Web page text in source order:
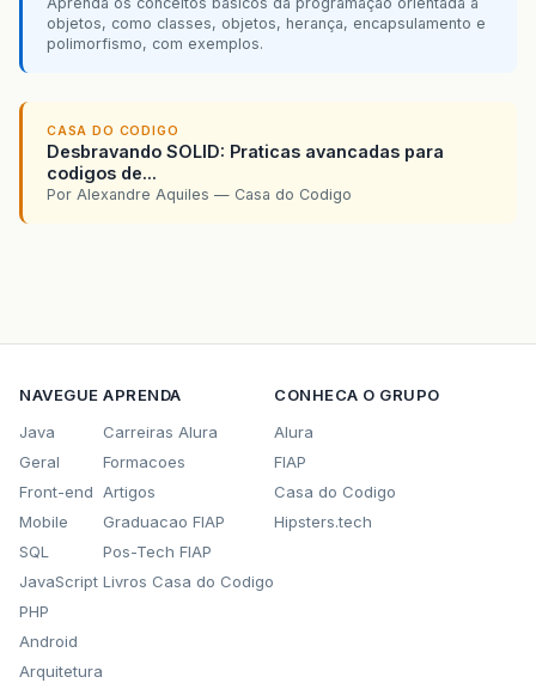
objetos, como classes, objetos, herança, encapsulamento e
polimorfismo, com exemplos.
CASA DO CODIGO
Desbravando SOLID: Praticas avancadas para
codigos de...
Por Alexandre Aquiles — Casa do Codigo
NAVEGUE
Java
Geral
Front-end
Mobile
SQL
JavaScript
PHP
Android
Arquitetura
APRENDA
Carreiras Alura
Formacoes
Artigos
Graduacao FIAP
Pos-Tech FIAP
Livros Casa do Codigo
CONHECA O GRUPO
Alura
FIAP
Casa do Codigo
Hipsters.tech